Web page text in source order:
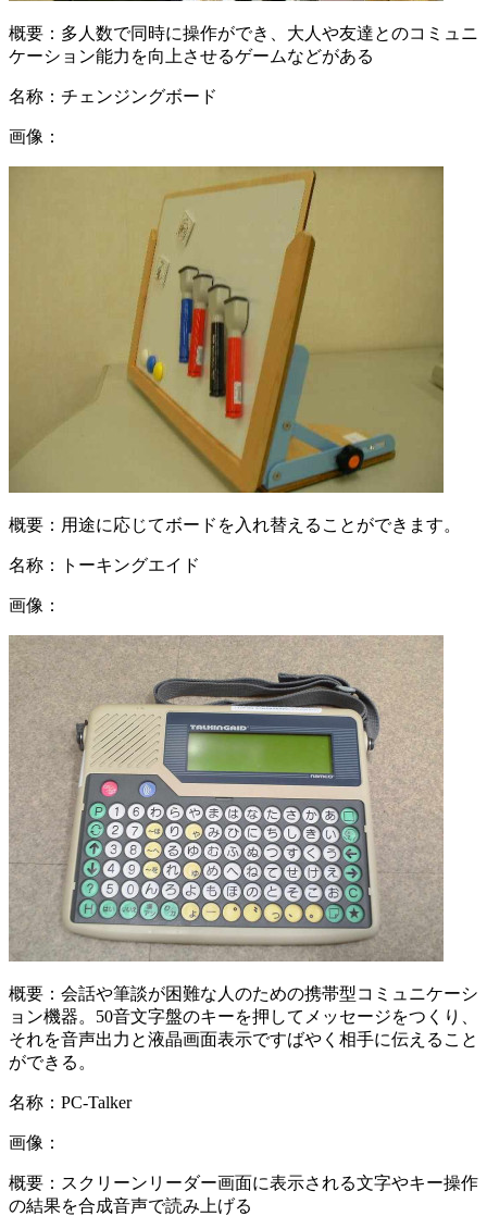
概要： 多人数で同時に操作ができ、大人や友達とのコミュニ
ケーション能力を向上させるゲームなどがある
名称： チェンジングボード
画像：
概要： 用途に応じてボードを入れ替えることができます。
名称： トーキングエイド
画像：
概要： 会話や筆談が困難な人のための携帯型コミュニケーシ
ョン機器。50音文字盤のキーを押してメッセージをつくり、
それを音声出力と液晶画面表示ですばやく相手に伝えること
ができる。
名称： PC-Talker
画像：
概要： スクリーンリーダー画面に表示される文字やキー操作
の結果を合成音声で読み上げる